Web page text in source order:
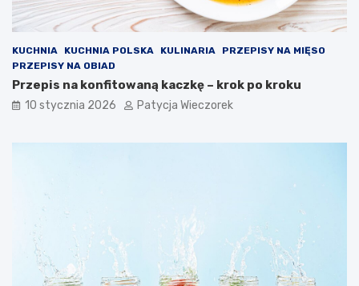
KUCHNIA KUCHNIA POLSKA KULINARIA
PRZEPISY NA MIĘSO
PRZEPISY NA OBIAD
Przepis na konfitowaną kaczkę – krok po kroku
10 stycznia 2026 Patycja Wieczorek